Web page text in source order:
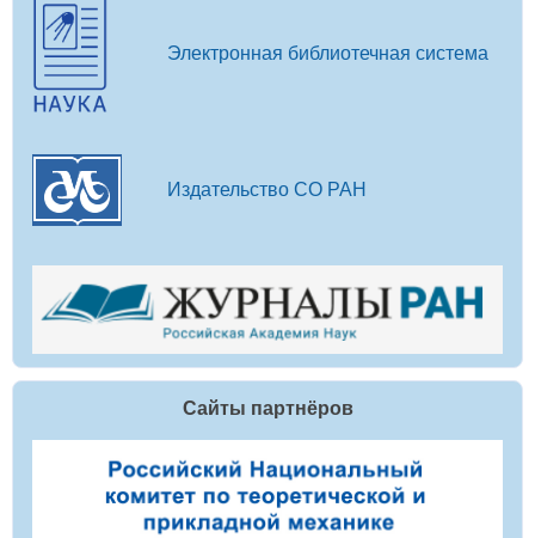
Электронная библиотечная система
Издательство СО РАН
Сайты партнёров